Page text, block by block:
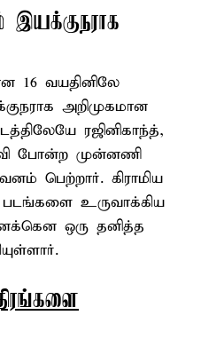
இயக்குநராக
16 வயதினிலே
அறிமுகமான
ரஜினிகாந்த்,
போன்ற முன்னணி
பெற்றார். கிராமிய
உருவாக்கிய
ஒரு தனித்த